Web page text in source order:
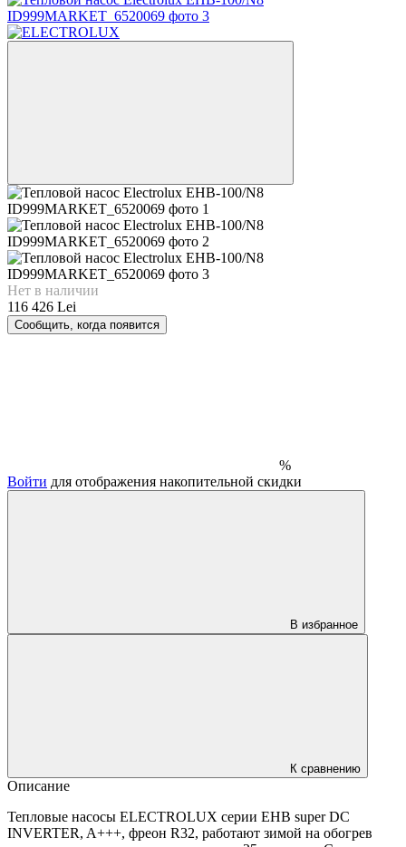
Нет в наличии
116 426 Lei
Сообщить, когда появится
%
Войти для отображения накопительной скидки
В избранное
К сравнению
Описание
Тепловые насосы ELECTROLUX серии EHB super DC
INVERTER, A+++, фреон R32, работают зимой на обогрев